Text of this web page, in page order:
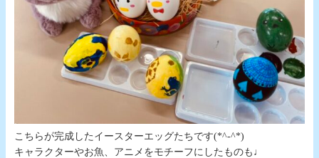
こちらが完成したイースターエッグたちです(*^-^*)
キャラクターやお魚、アニメをモチーフにしたものも♩